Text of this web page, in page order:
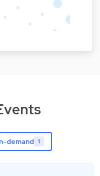
demand 1